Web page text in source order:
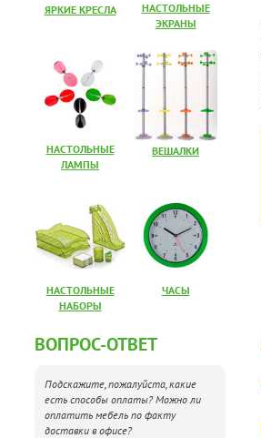
ЯРКИЕ КРЕСЛА
НАСТОЛЬНЫЕ
ЭКРАНЫ
НАСТОЛЬНЫЕ
ЛАМПЫ
ВЕШАЛКИ
НАСТОЛЬНЫЕ
НАБОРЫ
ЧАСЫ
ВОПРОС-ОТВЕТ
Подскажите, пожалуйста, какие
есть способы оплаты? Можно ли
оплатить мебель по факту
доставки в офисе?